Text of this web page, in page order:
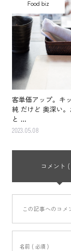
Food biz
客単価アップ。キ
純 だけど 奥深い。
と ...
2023.05.08
コメント
この記事へのコメ
名前 ( 必須 )